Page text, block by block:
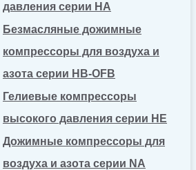
давления серии HA
Безмасляные дожимные
компрессоры для воздуха и
азота серии HB-OFB
Гелиевые компрессоры
высокого давления серии HE
Дожимные компрессоры для
воздуха и азота серии NA